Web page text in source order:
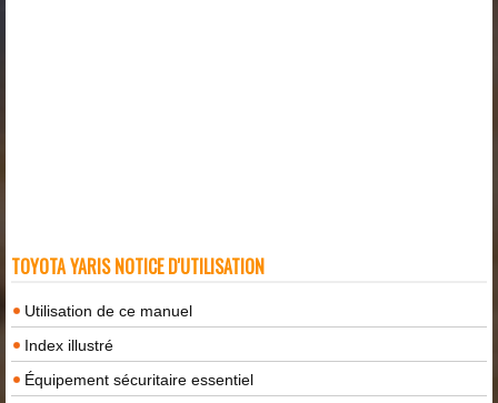
TOYOTA YARIS NOTICE D'UTILISATION
Utilisation de ce manuel
Index illustré
Équipement sécuritaire essentiel